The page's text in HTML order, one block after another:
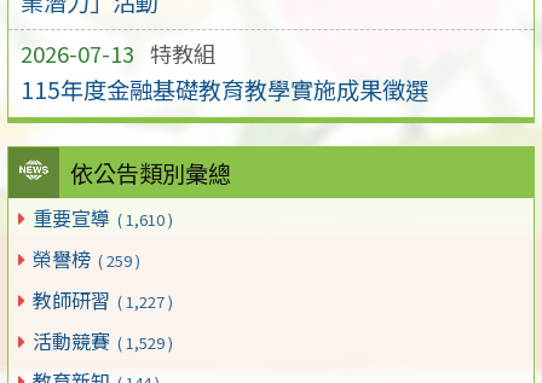
2026-07-13 特教組
115年度金融基礎教育教學實施成果徵選
依公告類別彙總
重要宣導 ( 1,610 )
榮譽榜 ( 259 )
教師研習 ( 1,227 )
活動競賽 ( 1,529 )